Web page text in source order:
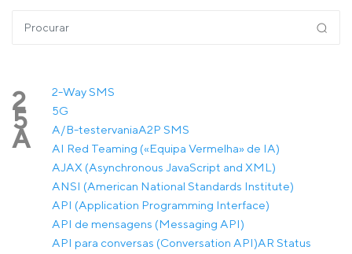
2 2-Way SMS
5 5G
A A/B-testervaniaA2P SMS
AI Red Teaming («Equipa Vermelha» de IA)
AJAX (Asynchronous JavaScript and XML)
ANSI (American National Standards Institute)
API (Application Programming Interface)
API de mensagens (Messaging API)
API para conversas (Conversation API)AR Status